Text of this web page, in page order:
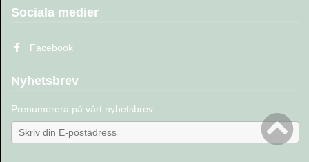
Sociala medier
Facebook
Nyhetsbrev
Prenumerera på vårt nyhetsbrev